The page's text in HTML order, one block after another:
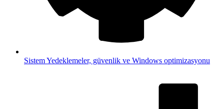
SistemYedeklemeler, güvenlik ve Windows optimizasyonu